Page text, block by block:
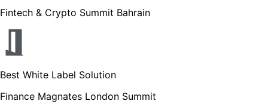
Fintech & Crypto Summit Bahrain
Best White Label Solution
Finance Magnates London Summit